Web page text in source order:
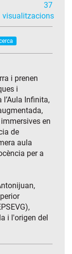
37
visualitzacions
i prenen
i
l’Aula Infinita,
en
de
aula
per a
i l'origen del